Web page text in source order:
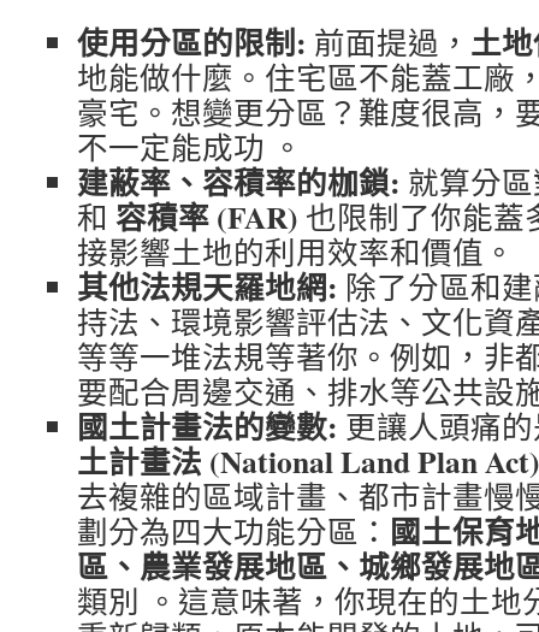
使用分區的限制: 前面提過， 土
地能做什麼。住宅區不能蓋工廠
豪宅 。想變更分區？難度很高，
不一定能成功 。
建蔽率、容積率的枷鎖: 就算分
和 容積率 (FAR) 也限制了你能蓋
接影響土地的利用效率和價值。
其他法規天羅地網: 除了分區和
持法、環境影響評估法、文化資
等等一堆法規等著你。例如，非
要配合周邊交通、排水等公共設
國土計畫法的變數: 更讓人頭痛
土計畫法 (National Land Plan Act)
去複雜的區域計畫、都市計畫慢
劃分為四大功能分區： 國土保育
區、農業發展地區、城鄉發展地
類別 。這意味著，你現在的土地